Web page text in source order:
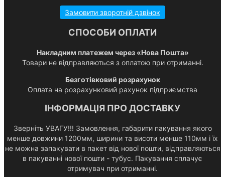
Замовити зворотній дзвінок
СПОСОБИ ОПЛАТИ
Накладним платежем через «Нова Пошта»
Товари не відправляються з оплатою при отриманні.
Безготівковий розрахунок
Оплата на розрахунковий рахунок підприємства
ІНФОРМАЦІЯ ПРО ДОСТАВКУ
Зверніть УВАГУ!!! Замовлення, габарити пакування якого
менше довжини 1200мм, ширини та висоти менше 110мм і їх
не можна запакувати в пакет від нової пошти, відправляються
в пакуванні нової пошти - тубус. Пакування сплачує
отримувач при отриманні.